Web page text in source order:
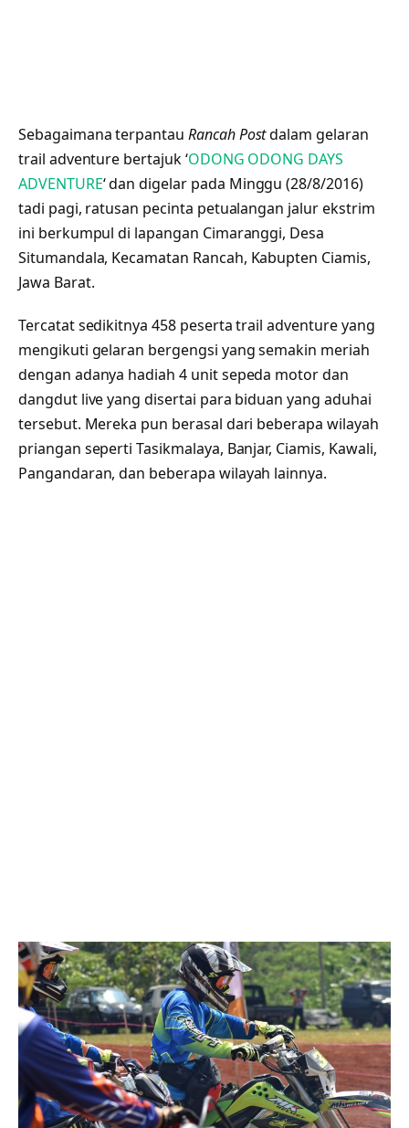
Sebagaimana terpantau Rancah Postdalam gelaran
trail adventure bertajuk ‘ODONG ODONG DAYS
ADVENTURE‘ dan digelar pada Minggu (28/8/2016)
tadi pagi, ratusan pecinta petualangan jalur ekstrim
ini berkumpul di lapangan Cimaranggi, Desa
Situmandala, Kecamatan Rancah, Kabupten Ciamis,
Jawa Barat.
Tercatat sedikitnya 458 peserta trail adventure yang
mengikuti gelaran bergengsi yang semakin meriah
dengan adanya hadiah 4 unit sepeda motor dan
dangdut live yang disertai para biduan yang aduhai
tersebut. Mereka pun berasal dari beberapa wilayah
priangan seperti Tasikmalaya, Banjar, Ciamis, Kawali,
Pangandaran, dan beberapa wilayah lainnya.